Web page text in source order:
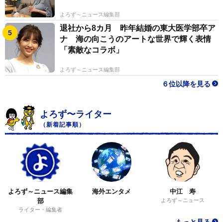
よろず～ニュース編集部
退社から8カ月 昨年結婚の東大医学部卒ア
ナ 海の向こうのアートな世界で輝く表情
「素敵なコラボ」
よろず～ニュース編集部
６位以降を見る
よろず〜ライター
（新着記事順）
よろず～ニュース編集
部
ライター・編集者
海外エンタメ 中江 寿
よろず～ニュース